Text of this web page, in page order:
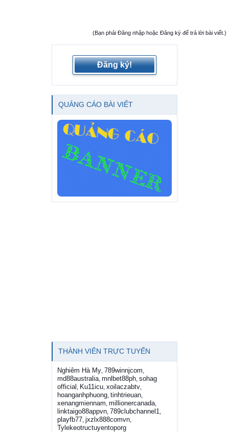
(Bạn phải Đăng nhập hoặc Đăng ký để trả lời bài viết.)
Đăng ký!
QUẢNG CÁO BÀI VIẾT
THÀNH VIÊN TRỰC TUYẾN
Nghiêm Hà My 789winnjcom
md88australia mnlbet88ph sohag
official Ku11icu xoilaczabtv
hoanganhphuong tinhtrieuan
xenangmiennam millionercanada
linktaigo88appvn 789clubchannel1
playfb77 jxzlx888comvn
Tylekeotructuyentoporg